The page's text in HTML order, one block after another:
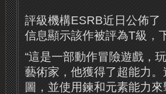
評級機構ESRB近日公佈
信息顯示該作被評為T級，
“這是一部動作冒險遊戲，
藝術家，他獲得了超能力
圖，並使用鍊和元素能力